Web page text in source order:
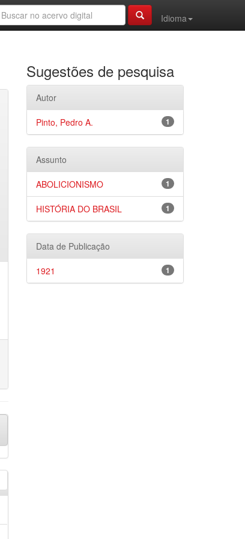
Idioma
Sugestões de pesquisa
Autor
1
Pinto, Pedro A.
Assunto
1
ABOLICIONISMO
1
HISTÓRIA DO BRASIL
Data de Publicação
1
1921